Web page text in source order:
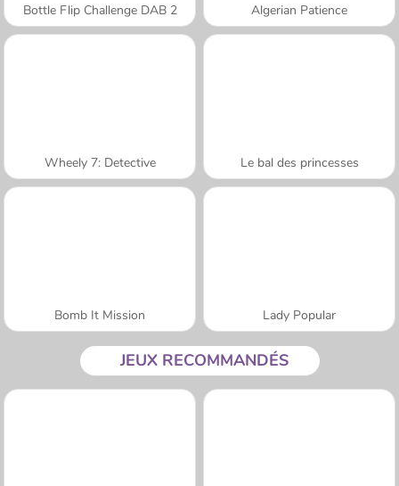
Bottle Flip Challenge DAB 2 Algerian Patience
Wheely 7: Detective Le bal des princesses
Bomb It Mission Lady Popular
JEUX RECOMMANDÉS